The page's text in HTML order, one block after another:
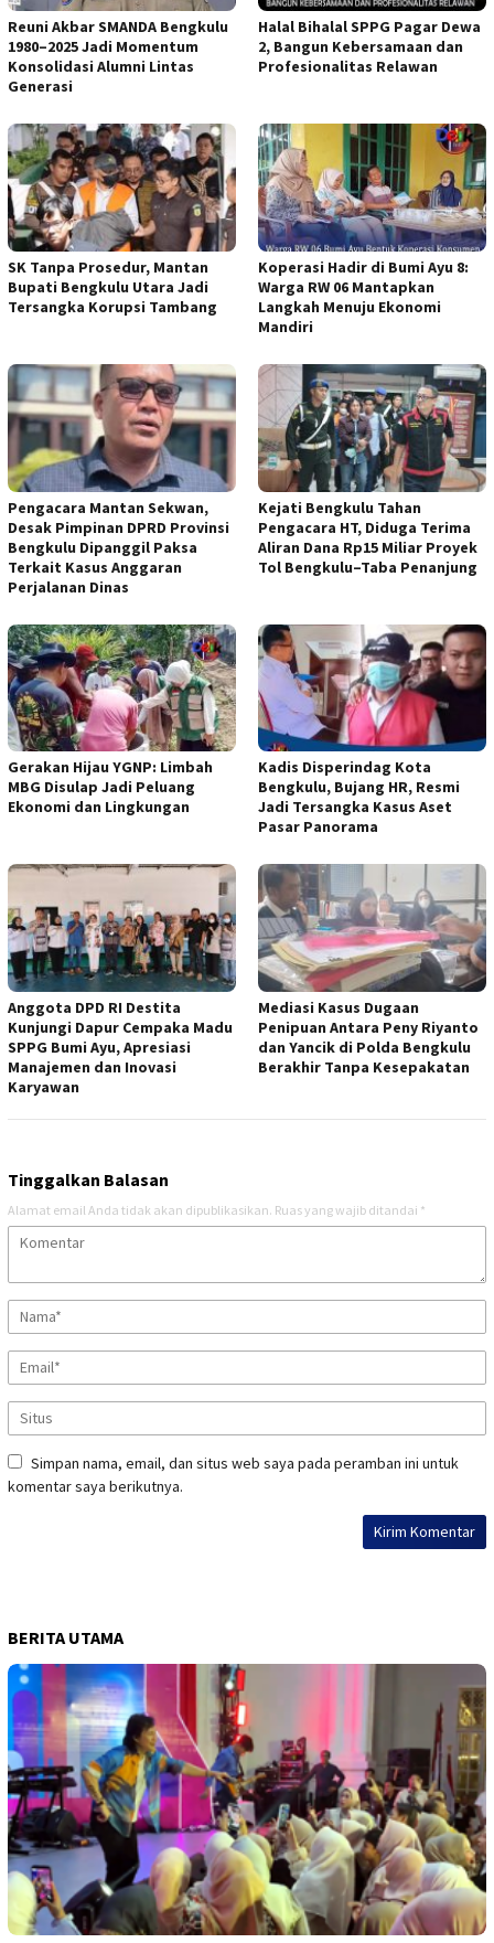
Reuni Akbar SMANDA Bengkulu
1980–2025 Jadi Momentum
Konsolidasi Alumni Lintas
Generasi
Halal Bihalal SPPG Pagar Dewa
2, Bangun Kebersamaan dan
Profesionalitas Relawan
SK Tanpa Prosedur, Mantan
Bupati Bengkulu Utara Jadi
Tersangka Korupsi Tambang
Koperasi Hadir di Bumi Ayu 8:
Warga RW 06 Mantapkan
Langkah Menuju Ekonomi
Mandiri
Pengacara Mantan Sekwan,
Desak Pimpinan DPRD Provinsi
Bengkulu Dipanggil Paksa
Terkait Kasus Anggaran
Perjalanan Dinas
Kejati Bengkulu Tahan
Pengacara HT, Diduga Terima
Aliran Dana Rp15 Miliar Proyek
Tol Bengkulu–Taba Penanjung
Gerakan Hijau YGNP: Limbah
MBG Disulap Jadi Peluang
Ekonomi dan Lingkungan
Kadis Disperindag Kota
Bengkulu, Bujang HR, Resmi
Jadi Tersangka Kasus Aset
Pasar Panorama
Anggota DPD RI Destita
Kunjungi Dapur Cempaka Madu
SPPG Bumi Ayu, Apresiasi
Manajemen dan Inovasi
Karyawan
Mediasi Kasus Dugaan
Penipuan Antara Peny Riyanto
dan Yancik di Polda Bengkulu
Berakhir Tanpa Kesepakatan
Tinggalkan Balasan
Alamat email Anda tidak akan dipublikasikan. Ruas yang wajib ditandai *
Simpan nama, email, dan situs web saya pada peramban ini untuk
komentar saya berikutnya.
BERITA UTAMA